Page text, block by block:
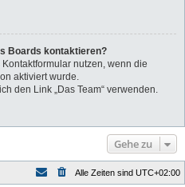
Boards kontaktieren?
nutzen, wenn die
aktiviert wurde.
den Link „Das Team“ verwenden.
Gehe zu
Alle Zeiten sind UTC+02:00